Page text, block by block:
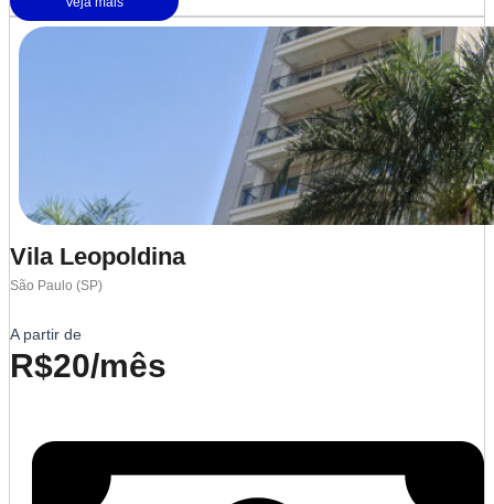
Vila Leopoldina
São Paulo (SP)
A partir de
R$20/mês